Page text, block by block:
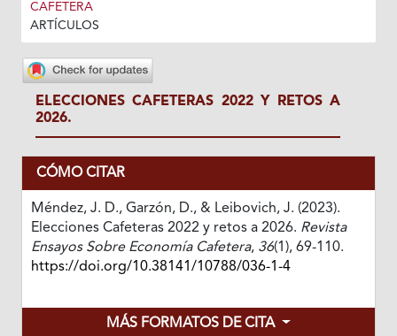
CAFETERA
ARTÍCULOS
ELECCIONES CAFETERAS 2022 Y RETOS A
2026.
CÓMO CITAR
Méndez, J. D., Garzón, D., & Leibovich, J. (2023).
Elecciones Cafeteras 2022 y retos a 2026. Revista
Ensayos Sobre Economía Cafetera, 36(1), 69-110.
https://doi.org/10.38141/10788/036-1-4
MÁS FORMATOS DE CITA